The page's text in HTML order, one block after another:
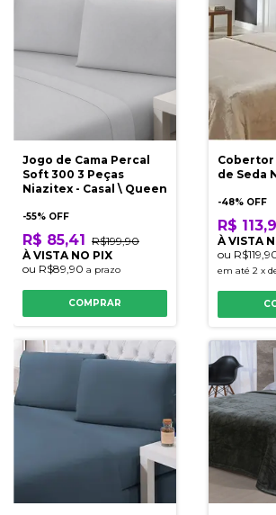
Jogo de Cama Percal
Soft 300 3 Peças
Niazitex - Casal \ Queen
-55% OFF
R$ 85,41 R$199,90
À VISTA NO PIX
ou R$89,90 a prazo
COMPRAR
Cobertor
de Seda
-48% OFF
R$
À VISTA
ou
em até 2 x